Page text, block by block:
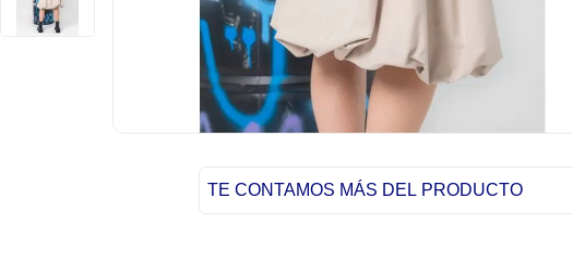
TE CONTAMOS MÁS DEL PRODUCTO